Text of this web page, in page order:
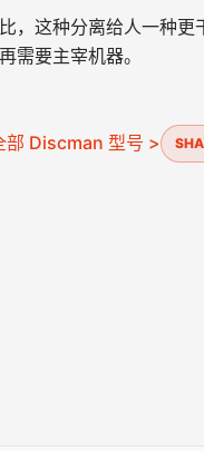
，这种分离给人一种
需要主宰机器。
部 Discman 型号 >